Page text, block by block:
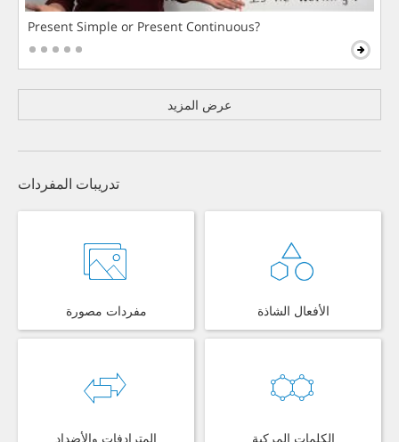
Present Simple or Present Continuous?
عرض المزيد
تدريبات المفردات
مفردات مصورة الأفعال الشاذة
المترادفات والأضداد الكلمات المركبة